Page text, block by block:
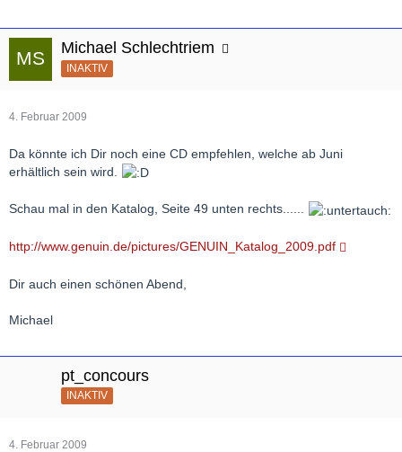
Michael Schlechtriem
INAKTIV
4. Februar 2009
Da könnte ich Dir noch eine CD empfehlen, welche ab Juni
erhältlich sein wird.
Schau mal in den Katalog, Seite 49 unten rechts......
http://www.genuin.de/pictures/GENUIN_Katalog_2009.pdf
Dir auch einen schönen Abend,
Michael
pt_concours
INAKTIV
4. Februar 2009